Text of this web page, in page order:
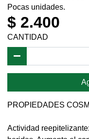
Pocas unidades.
$ 2.400
CANTIDAD
PROPIEDADES
Actividad